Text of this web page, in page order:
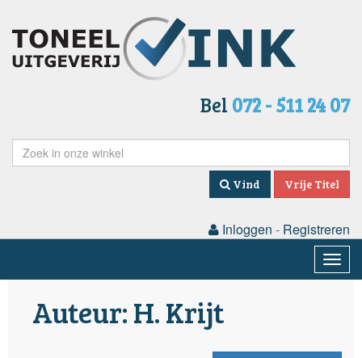
Bel 072 - 511 24 07
Vind Vrije Titel
Inloggen - Registreren
Auteur: H. Krijt